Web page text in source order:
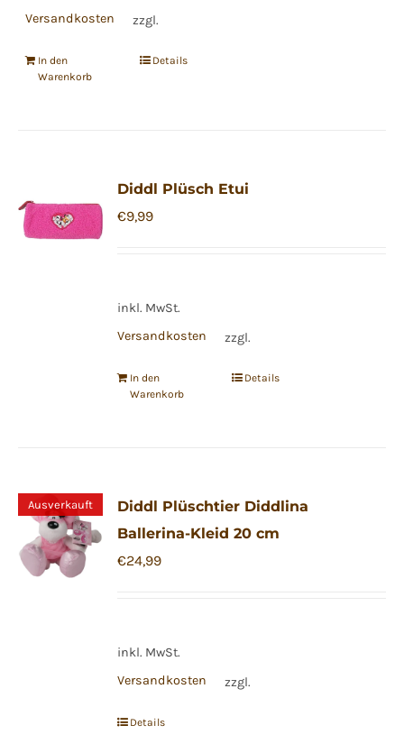
zzgl.
Versandkosten
In den
Warenkorb
Details
Diddl Plüsch Etui
€9,99
inkl. MwSt.
zzgl.
Versandkosten
In den
Warenkorb
Details
Ausverkauft
Diddl Plüschtier Diddlina
Ballerina-Kleid 20 cm
€24,99
inkl. MwSt.
zzgl.
Versandkosten
Details